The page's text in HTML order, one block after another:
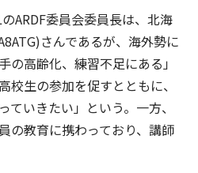
ARDF委員会委員長は、北海
さんであるが、海外勢に
の高齢化、練習不足にある」
校生の参加を促すとともに、
いきたい」という。一方、
の教育に携わっており、講師